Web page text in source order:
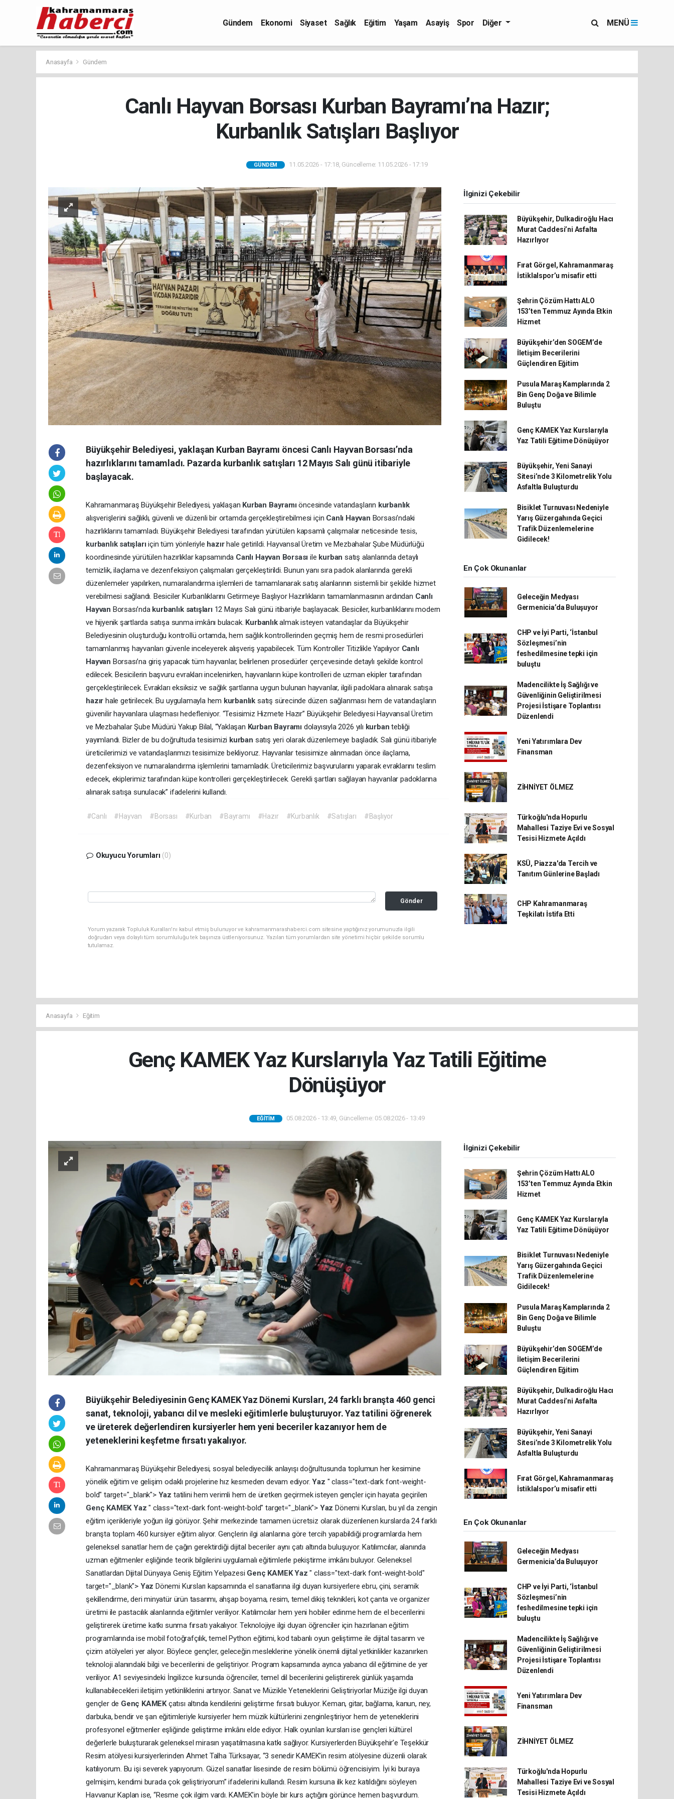
Gündem Ekonomi Siyaset Sağlık Eğitim Yaşam Asayiş Spor Diğer MENÜ
Anasayfa Gündem
Canlı Hayvan Borsası Kurban Bayramı’na Hazır;
Kurbanlık Satışları Başlıyor
GÜNDEM 11.05.2026 - 17:18, Güncelleme: 11.05.2026 - 17:19
Büyükşehir Belediyesi, yaklaşan Kurban Bayramı öncesi Canlı Hayvan Borsası’nda
hazırlıklarını tamamladı. Pazarda kurbanlık satışları 12 Mayıs Salı günü itibariyle
başlayacak.
Kahramanmaraş Büyükşehir Belediyesi, yaklaşan Kurban Bayramıöncesinde vatandaşların kurbanlık
alışverişlerini sağlıklı, güvenli ve düzenli bir ortamda gerçekleştirebilmesi için Canlı Hayvan Borsası’ndaki
hazırlıklarını tamamladı. Büyükşehir Belediyesi tarafından yürütülen kapsamlı çalışmalar neticesinde tesis,
kurbanlık satışlarıiçin tüm yönleriyle hazır hale getirildi. Hayvansal Üretim ve Mezbahalar Şube Müdürlüğü
koordinesinde yürütülen hazırlıklar kapsamında Canlı Hayvan Borsasıile kurban satış alanlarında detaylı
temizlik, ilaçlama ve dezenfeksiyon çalışmaları gerçekleştirildi. Bunun yanı sıra padok alanlarında gerekli
düzenlemeler yapılırken, numaralandırma işlemleri de tamamlanarak satış alanlarının sistemli bir şekilde hizmet
verebilmesi sağlandı. Besiciler Kurbanlıklarını Getirmeye Başlıyor Hazırlıkların tamamlanmasının ardından Canlı
Hayvan Borsası’nda kurbanlık satışları 12 Mayıs Salı günü itibariyle başlayacak. Besiciler, kurbanlıklarını modern
ve hijyenik şartlarda satışa sunma imkânı bulacak. Kurbanlıkalmak isteyen vatandaşlar da Büyükşehir
Belediyesinin oluşturduğu kontrollü ortamda, hem sağlık kontrollerinden geçmiş hem de resmi prosedürleri
tamamlanmış hayvanları güvenle inceleyerek alışveriş yapabilecek. Tüm Kontroller Titizlikle Yapılıyor Canlı
Hayvan Borsası’na giriş yapacak tüm hayvanlar, belirlenen prosedürler çerçevesinde detaylı şekilde kontrol
edilecek. Besicilerin başvuru evrakları incelenirken, hayvanların küpe kontrolleri de uzman ekipler tarafından
gerçekleştirilecek. Evrakları eksiksiz ve sağlık şartlarına uygun bulunan hayvanlar, ilgili padoklara alınarak satışa
hazır hale getirilecek. Bu uygulamayla hem kurbanlık satış sürecinde düzen sağlanması hem de vatandaşların
güvenilir hayvanlara ulaşması hedefleniyor. “Tesisimiz Hizmete Hazır” Büyükşehir Belediyesi Hayvansal Üretim
ve Mezbahalar Şube Müdürü Yakup Bilal, “Yaklaşan Kurban Bayramı dolayısıyla 2026 yılı kurbantebliği
yayımlandı. Bizler de bu doğrultuda tesisimizi kurban satış yeri olarak düzenlemeye başladık. Salı günü itibariyle
üreticilerimizi ve vatandaşlarımızı tesisimize bekliyoruz. Hayvanlar tesisimize alınmadan önce ilaçlama,
dezenfeksiyon ve numaralandırma işlemlerini tamamladık. Üreticilerimiz başvurularını yaparak evraklarını teslim
edecek, ekiplerimiz tarafından küpe kontrolleri gerçekleştirilecek. Gerekli şartları sağlayan hayvanlar padoklarına
alınarak satışa sunulacak” ifadelerini kullandı.
#Canlı #Hayvan #Borsası #Kurban #Bayramı #Hazır #Kurbanlık #Satışları #Başlıyor
Okuyucu Yorumları (0)
Gönder
Yorum yazarak Topluluk Kuralları’nı kabul etmiş bulunuyor ve kahramanmarashaberci.com sitesine yaptığınız yorumunuzla ilgili
doğrudan veya dolaylı tüm sorumluluğu tek başınıza üstleniyorsunuz. Yazılan tüm yorumlardan site yönetimi hiçbir şekilde sorumlu
tutulamaz.
İlginizi Çekebilir
Büyükşehir, Dulkadiroğlu Hacı
Murat Caddesi’ni Asfalta
Hazırlıyor
Fırat Görgel, Kahramanmaraş
İstiklalspor’u misafir etti
Şehrin Çözüm Hattı ALO
153’ten Temmuz Ayında Etkin
Hizmet
Büyükşehir’den SOGEM’de
İletişim Becerilerini
Güçlendiren Eğitim
Pusula Maraş Kamplarında 2
Bin Genç Doğa ve Bilimle
Buluştu
Genç KAMEK Yaz Kurslarıyla
Yaz Tatili Eğitime Dönüşüyor
Büyükşehir, Yeni Sanayi
Sitesi’nde 3 Kilometrelik Yolu
Asfaltla Buluşturdu
Bisiklet Turnuvası Nedeniyle
Yarış Güzergahında Geçici
Trafik Düzenlemelerine
Gidilecek!
En Çok Okunanlar
Geleceğin Medyası
Germenicia’da Buluşuyor
CHP ve İyi Parti, ‘İstanbul
Sözleşmesi’nin
feshedilmesine tepki için
buluştu
Madencilikte İş Sağlığı ve
Güvenliğinin Geliştirilmesi
Projesi İstişare Toplantısı
Düzenlendi
Yeni Yatırımlara Dev
Finansman
ZİHNİYET ÖLMEZ
Türkoğlu'nda Hopurlu
Mahallesi Taziye Evi ve Sosyal
Tesisi Hizmete Açıldı
KSÜ, Piazza'da Tercih ve
Tanıtım Günlerine Başladı
CHP Kahramanmaraş
Teşkilatı İstifa Etti
Anasayfa Eğitim
Genç KAMEK Yaz Kurslarıyla Yaz Tatili Eğitime
Dönüşüyor
EĞITIM 05.08.2026 - 13:49, Güncelleme: 05.08.2026 - 13:49
Büyükşehir Belediyesinin Genç KAMEK Yaz Dönemi Kursları, 24 farklı branşta 460 genci
sanat, teknoloji, yabancı dil ve mesleki eğitimlerle buluşturuyor. Yaz tatilini öğrenerek
ve üreterek değerlendiren kursiyerler hem yeni beceriler kazanıyor hem de
yeteneklerini keşfetme fırsatı yakalıyor.
Kahramanmaraş Büyükşehir Belediyesi, sosyal belediyecilik anlayışı doğrultusunda toplumun her kesimine
yönelik eğitim ve gelişim odaklı projelerine hız kesmeden devam ediyor.Yaz " class="text-dark font-weight-
bold" target="_blank"> Yaz tatilini hem verimli hem de üretken geçirmek isteyen gençler için hayata geçirilen
Genç KAMEKYaz" class="text-dark font-weight-bold" target="_blank"> YazDönemi Kursları, bu yıl da zengin
eğitim içerikleriyle yoğun ilgi görüyor. Şehir merkezinde tamamen ücretsiz olarak düzenlenen kurslarda 24 farklı
branşta toplam 460 kursiyer eğitim alıyor. Gençlerin ilgi alanlarına göre tercih yapabildiği programlarda hem
geleneksel sanatlar hem de çağın gerektirdiği dijital beceriler aynı çatı altında buluşuyor. Katılımcılar, alanında
uzman eğitmenler eşliğinde teorik bilgilerini uygulamalı eğitimlerle pekiştirme imkânı buluyor. Geleneksel
Sanatlardan Dijital Dünyaya Geniş Eğitim Yelpazesi Genç KAMEKYaz" class="text-dark font-weight-bold"
target="_blank"> YazDönemi Kursları kapsamında el sanatlarına ilgi duyan kursiyerlere ebru, çini, seramik
şekillendirme, deri minyatür ürün tasarımı, ahşap boyama, resim, temel dikiş teknikleri, kot çanta ve organizer
üretimi ile pastacılık alanlarında eğitimler veriliyor. Katılımcılar hem yeni hobiler edinme hem de el becerilerini
geliştirerek üretime katkı sunma fırsatı yakalıyor. Teknolojiye ilgi duyan öğrenciler için hazırlanan eğitim
programlarında ise mobil fotoğrafçılık, temel Python eğitimi, kod tabanlı oyun geliştirme ile dijital tasarım ve
çizim atölyeleri yer alıyor. Böylece gençler, geleceğin mesleklerine yönelik önemli dijital yetkinlikler kazanırken
teknoloji alanındaki bilgi ve becerilerini de geliştiriyor. Program kapsamında ayrıca yabancı dil eğitimine de yer
veriliyor. A1 seviyesindeki İngilizce kursunda öğrenciler, temel dil becerilerini geliştirerek günlük yaşamda
kullanabilecekleri iletişim yetkinliklerini artırıyor. Sanat ve Müzikle Yeteneklerini Geliştiriyorlar Müziğe ilgi duyan
gençler de Genç KAMEKçatısı altında kendilerini geliştirme fırsatı buluyor. Keman, gitar, bağlama, kanun, ney,
darbuka, bendir ve şan eğitimleriyle kursiyerler hem müzik kültürlerini zenginleştiriyor hem de yeteneklerini
profesyonel eğitmenler eşliğinde geliştirme imkânı elde ediyor. Halk oyunları kursları ise gençleri kültürel
değerlerle buluşturarak geleneksel mirasın yaşatılmasına katkı sağlıyor. Kursiyerlerden Büyükşehir’e Teşekkür
Resim atölyesi kursiyerlerinden Ahmet Talha Türksayar, “3 senedir KAMEK’in resim atölyesine düzenli olarak
katılıyorum. Bu işi severek yapıyorum. Güzel sanatlar lisesinde de resim bölümü öğrencisiyim. İyi ki buraya
gelmişim, kendimi burada çok geliştiriyorum” ifadelerini kullandı. Resim kursuna ilk kez katıldığını söyleyen
Havvanur Kaplan ise, “Resme çok ilgim vardı. KAMEK’in böyle bir kurs açtığını görünce hemen başvurdum.
İlginizi Çekebilir
Şehrin Çözüm Hattı ALO
153’ten Temmuz Ayında Etkin
Hizmet
Genç KAMEK Yaz Kurslarıyla
Yaz Tatili Eğitime Dönüşüyor
Bisiklet Turnuvası Nedeniyle
Yarış Güzergahında Geçici
Trafik Düzenlemelerine
Gidilecek!
Pusula Maraş Kamplarında 2
Bin Genç Doğa ve Bilimle
Buluştu
Büyükşehir’den SOGEM’de
İletişim Becerilerini
Güçlendiren Eğitim
Büyükşehir, Dulkadiroğlu Hacı
Murat Caddesi’ni Asfalta
Hazırlıyor
Büyükşehir, Yeni Sanayi
Sitesi’nde 3 Kilometrelik Yolu
Asfaltla Buluşturdu
Fırat Görgel, Kahramanmaraş
İstiklalspor’u misafir etti
En Çok Okunanlar
Geleceğin Medyası
Germenicia’da Buluşuyor
CHP ve İyi Parti, ‘İstanbul
Sözleşmesi’nin
feshedilmesine tepki için
buluştu
Madencilikte İş Sağlığı ve
Güvenliğinin Geliştirilmesi
Projesi İstişare Toplantısı
Düzenlendi
Yeni Yatırımlara Dev
Finansman
ZİHNİYET ÖLMEZ
Türkoğlu'nda Hopurlu
Mahallesi Taziye Evi ve Sosyal
Tesisi Hizmete Açıldı